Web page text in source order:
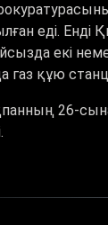
еді.
екі
газ құю
26-